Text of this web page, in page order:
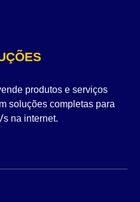
produtos e serviços
soluções completas para
na internet.